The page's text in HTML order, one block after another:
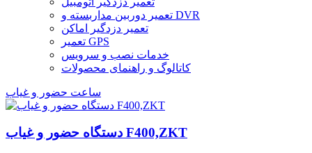
تعمیر دوربین مداربسته و DVR
تعمیر دزدگیر اماکن
تعمیر GPS
خدمات نصب و سرویس
کاتالوگ و راهنمای محصولات
ساعت حضور و غیاب
دستگاه حضور و غیاب F400,ZKT